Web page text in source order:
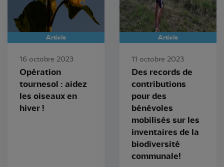
Article
16 octobre 2023
Opération
tournesol : aidez
les oiseaux en
hiver !
Article
11 octobre 2023
Des records de
contributions
pour des
bénévoles
mobilisés sur les
inventaires de la
biodiversité
communale!